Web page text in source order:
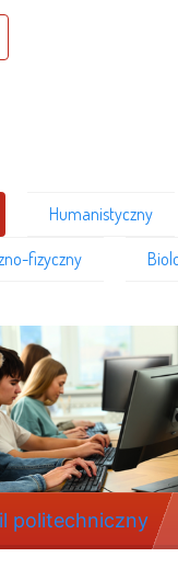
Humanistyczny
fizyczny
politechniczny